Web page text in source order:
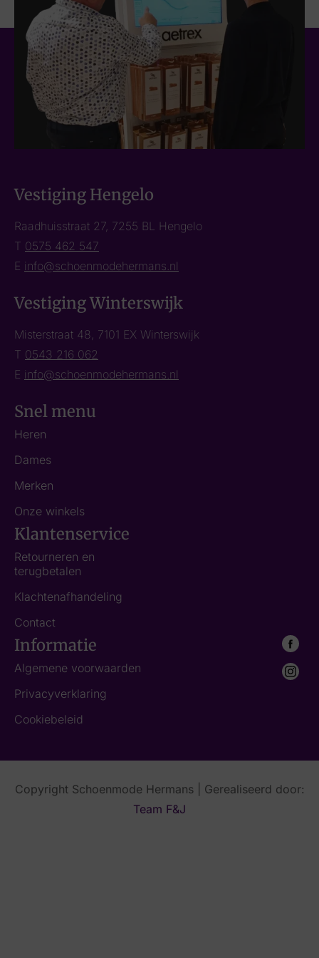
Vestiging Hengelo
Raadhuisstraat 27, 7255 BL Hengelo
T 0575 462 547
E info@schoenmodehermans.nl
Vestiging Winterswijk
Misterstraat 48, 7101 EX Winterswijk
T 0543 216 062
E info@schoenmodehermans.nl
Snel menu
Heren
Dames
Merken
Onze winkels
Klantenservice
Retourneren en
terugbetalen
Klachtenafhandeling
Contact
Informatie
Algemene voorwaarden
Privacyverklaring
Cookiebeleid
Copyright Schoenmode Hermans | Gerealiseerd door:
Team F&J